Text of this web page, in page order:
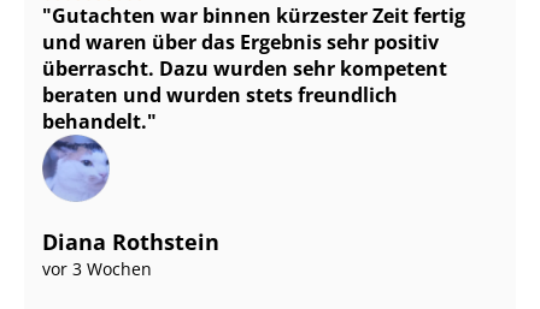
Gutachten war binnen kürzester Zeit fertig
und waren über das Ergebnis sehr positiv
überrascht. Dazu wurden sehr kompetent
beraten und wurden stets freundlich
behandelt.
Diana Rothstein
vor 3 Wochen